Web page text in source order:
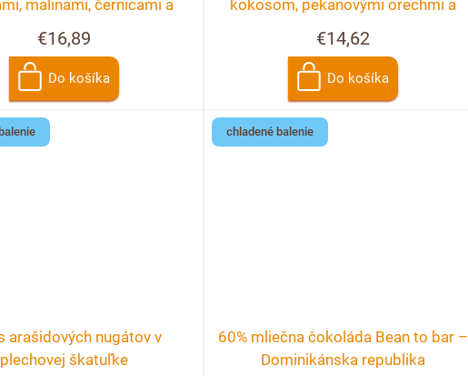
malinami, černicami a
€16,89
Do košíka
kokosom, pekanovými orechmi a
€14,62
Do košíka
arašidových nugátov v
plechovej škatuľke
chladené balenie
60% mliečna čokoláda Bean to bar –
Dominikánska republika